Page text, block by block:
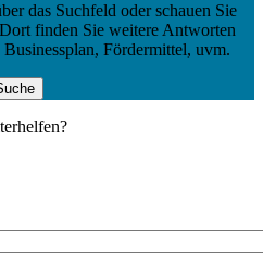
das Suchfeld oder schauen Sie
finden Sie weitere Antworten
Fördermittel, uvm.